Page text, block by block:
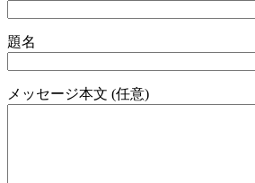
題名
メッセージ本文 (任意)